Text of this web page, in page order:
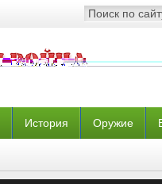
История Оружие